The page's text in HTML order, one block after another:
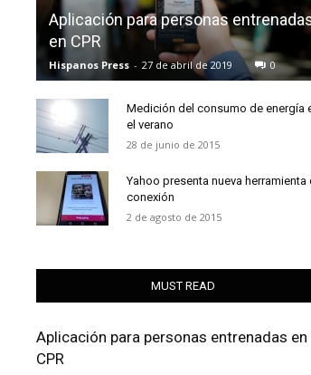
Aplicación para personas
en CPR
Hispanos Press - 27 de abril de 2019 0
Medición del consumo de energía
el verano
28 de junio de 2015
Yahoo presenta nueva herramienta
conexión
2 de agosto de 2015
MUST READ
Aplicación para personas entrenadas en
CPR